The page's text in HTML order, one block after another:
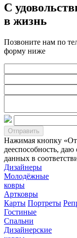
С
в жизнь
Позвоните нам по
форму ниже
Нажимая кнопку
дееспособность,
данных в
Дизайнеры
Молодёжные
ковры
Артковры
Карты Портреты
Гостиные
Спальни
Дизайнерские